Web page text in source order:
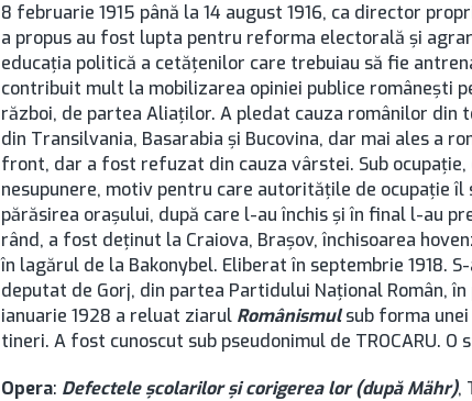
8 februarie 1915 până la 14 august 1916, ca director
a propus au fost lupta pentru reforma electorală şi
educaţia politică a cetăţenilor care trebuiau să fie
contribuit mult la mobilizarea opiniei publice româneşti
război, de partea Aliaţilor. A pledat cauza românilor
din Transilvania, Basarabia și Bucovina, dar mai ales a
front, dar a fost refuzat din cauza vârstei. Sub ocupație,
nesupunere, motiv pentru care autoritățile de ocupație
părăsirea orașului, după care l-au închis și în final l-au
rând, a fost deținut la Craiova, Brașov, închisoarea
în lagărul de la Bakonybel. Eliberat în septembrie 1918.
deputat de Gorj, din partea Partidului Național Român,
ianuarie 1928 a reluat ziarul Românismulsub forma
tineri. A fost cunoscut sub pseudonimul de TROCARU.
Opera: Defectele şcolarilor şi corigerea lor (după Mähr),